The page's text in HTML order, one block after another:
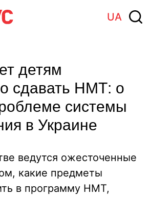
UA
детям
сдавать НМТ: о
системы
в Украине
ведутся ожесточенные
какие предметы
в программу НМТ,